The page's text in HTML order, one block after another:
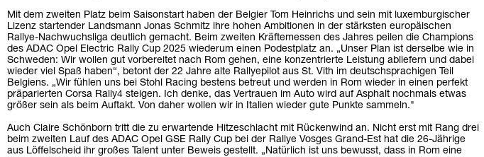
Mit dem zweiten Platz beim Saisonstart haben der Belgier Tom Heinrichs und sein mit luxemburgischer
Lizenz startender Landsmann Jonas Schmitz ihre hohen Ambitionen in der stärksten europäischen
Rallye-Nachwuchsliga deutlich gemacht. Beim zweiten Kräftemessen des Jahres peilen die Champions
des ADAC Opel Electric Rally Cup 2025 wiederum einen Podestplatz an. „Unser Plan ist derselbe wie in
Schweden: Wir wollen gut vorbereitet nach Rom gehen, eine konzentrierte Leistung abliefern und dabei
wieder viel Spaß haben“, betont der 22 Jahre alte Rallyepilot aus St. Vith im deutschsprachigen Teil
Belgiens. „Wir fühlen uns bei Stohl Racing bestens betreut und werden in Rom wieder in einen perfekt
präparierten Corsa Rally4 steigen. Ich denke, das Vertrauen im Auto wird auf Asphalt nochmals etwas
größer sein als beim Auftakt. Von daher wollen wir in Italien wieder gute Punkte sammeln."
Auch Claire Schönborn tritt die zu erwartende Hitzeschlacht mit Rückenwind an. Nicht erst mit Rang drei
beim zweiten Lauf des ADAC Opel GSE Rally Cup bei der Rallye Vosges Grand-Est hat die 26-Jährige
aus Löffelscheid ihr großes Talent unter Beweis gestellt. „Natürlich ist uns bewusst, dass in Rom eine